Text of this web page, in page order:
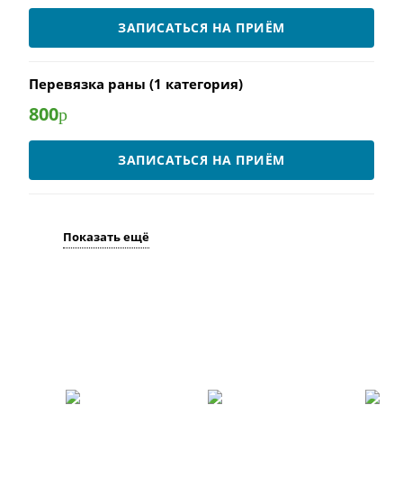
ЗАПИСАТЬСЯ НА ПРИЁМ
Перевязка раны (1 категория)
800р
ЗАПИСАТЬСЯ НА ПРИЁМ
Показать ещё